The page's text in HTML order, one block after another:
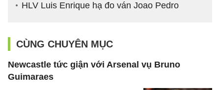
HLV Luis Enrique hạ đo ván Joao Pedro
CÙNG CHUYÊN MỤC
Newcastle tức giận với Arsenal vụ Bruno
Guimaraes